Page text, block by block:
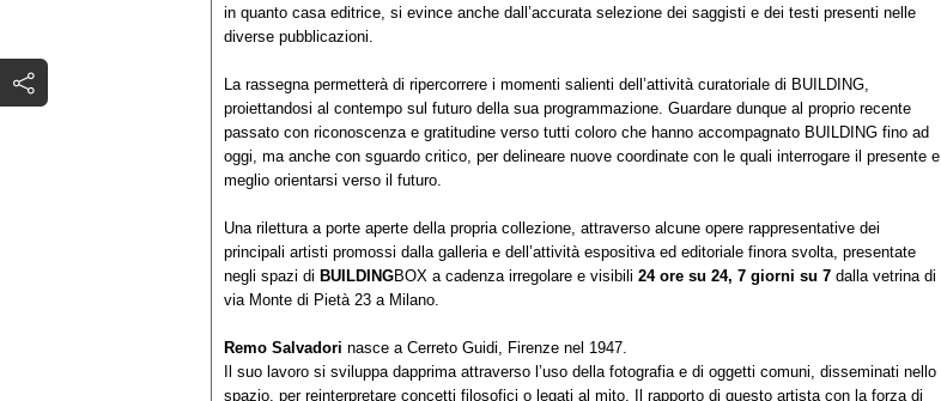
in quanto casa editrice, si evince anche dall’accurata selezione dei saggisti e dei testi presenti nelle
diverse pubblicazioni.
La rassegna permetterà di ripercorrere i momenti salienti dell’attività curatoriale di BUILDING,
proiettandosi al contempo sul futuro della sua programmazione. Guardare dunque al proprio recente
passato con riconoscenza e gratitudine verso tutti coloro che hanno accompagnato BUILDING fino ad
oggi, ma anche con sguardo critico, per delineare nuove coordinate con le quali interrogare il presente e
meglio orientarsi verso il futuro.
Una rilettura a porte aperte della propria collezione, attraverso alcune opere rappresentative dei
principali artisti promossi dalla galleria e dell’attività espositiva ed editoriale finora svolta, presentate
negli spazi di BUILDINGBOX a cadenza irregolare e visibili 24 ore su 24, 7 giorni su 7 dalla vetrina di
via Monte di Pietà 23 a Milano.
Remo Salvadori nasce a Cerreto Guidi, Firenze nel 1947.
Il suo lavoro si sviluppa dapprima attraverso l’uso della fotografia e di oggetti comuni, disseminati nello
spazio, per reinterpretare concetti filosofici o legati al mito. Il rapporto di questo artista con la forza di